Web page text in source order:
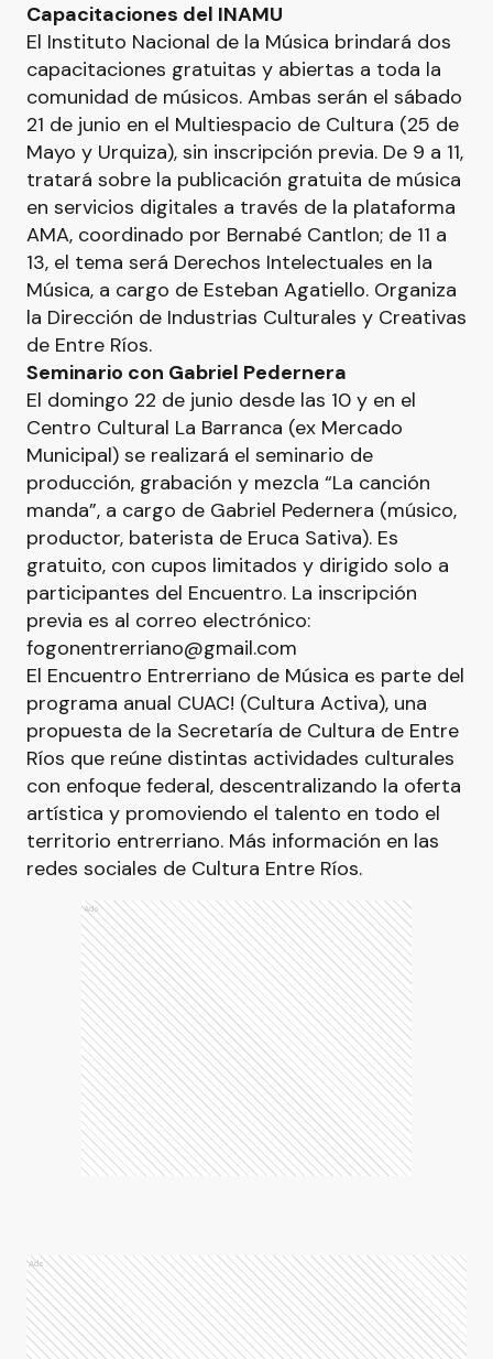
Capacitaciones del INAMU
El Instituto Nacional de la Música brindará dos
capacitaciones gratuitas y abiertas a toda la
comunidad de músicos. Ambas serán el sábado
21 de junio en el Multiespacio de Cultura (25 de
Mayo y Urquiza), sin inscripción previa. De 9 a 11,
tratará sobre la publicación gratuita de música
en servicios digitales a través de la plataforma
AMA, coordinado por Bernabé Cantlon; de 11 a
13, el tema será Derechos Intelectuales en la
Música, a cargo de Esteban Agatiello. Organiza
la Dirección de Industrias Culturales y Creativas
de Entre Ríos.
Seminario con Gabriel Pedernera
El domingo 22 de junio desde las 10 y en el
Centro Cultural La Barranca (ex Mercado
Municipal) se realizará el seminario de
producción, grabación y mezcla “La canción
manda”, a cargo de Gabriel Pedernera (músico,
productor, baterista de Eruca Sativa). Es
gratuito, con cupos limitados y dirigido solo a
participantes del Encuentro. La inscripción
previa es al correo electrónico:
fogonentrerriano@gmail.com
El Encuentro Entrerriano de Música es parte del
programa anual CUAC! (Cultura Activa), una
propuesta de la Secretaría de Cultura de Entre
Ríos que reúne distintas actividades culturales
con enfoque federal, descentralizando la oferta
artística y promoviendo el talento en todo el
territorio entrerriano. Más información en las
redes sociales de Cultura Entre Ríos.
Ads
Ads